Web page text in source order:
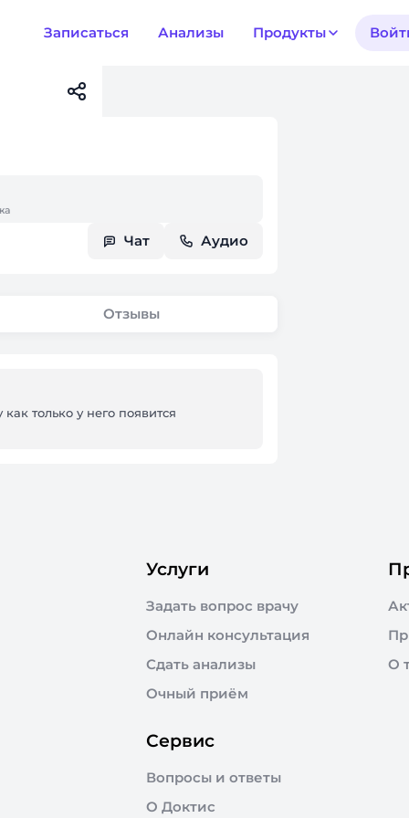
Записаться Анализы Продукты
Чат Аудио
Отзывы
только у него появится
Услуги
Задать вопрос врачу
Онлайн консультация
Сдать анализы
Очный приём
О
Сервис
Вопросы и ответы
О Доктис